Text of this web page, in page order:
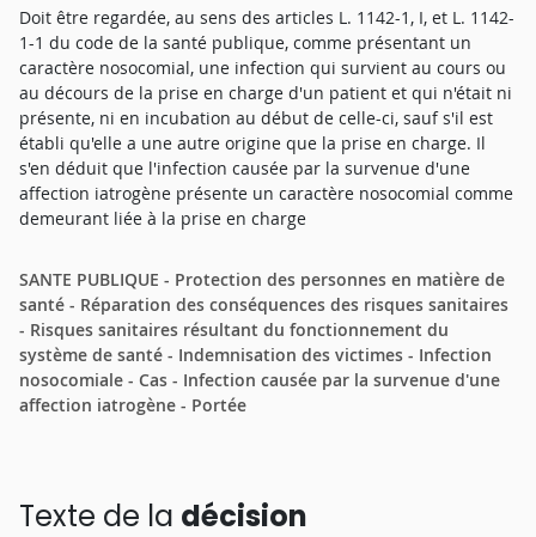
Doit être regardée, au sens des articles L. 1142-1, I, et L. 1142-
1-1 du code de la santé publique, comme présentant un
caractère nosocomial, une infection qui survient au cours ou
au décours de la prise en charge d'un patient et qui n'était ni
présente, ni en incubation au début de celle-ci, sauf s'il est
établi qu'elle a une autre origine que la prise en charge. Il
s'en déduit que l'infection causée par la survenue d'une
affection iatrogène présente un caractère nosocomial comme
demeurant liée à la prise en charge
SANTE PUBLIQUE - Protection des personnes en matière de
santé - Réparation des conséquences des risques sanitaires
- Risques sanitaires résultant du fonctionnement du
système de santé - Indemnisation des victimes - Infection
nosocomiale - Cas - Infection causée par la survenue d'une
affection iatrogène - Portée
Texte de la décision